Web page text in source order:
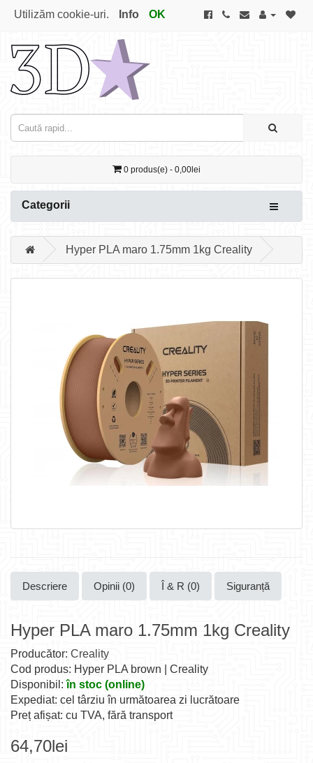
Utilizăm cookie-uri. Info OK
0 produs(e) - 0,00lei
Categorii
Hyper PLA maro 1.75mm 1kg Creality
Descriere Opinii (0) Î & R (0) Siguranță
Hyper PLA maro 1.75mm 1kg Creality
Producător: Creality
Cod produs: Hyper PLA brown | Creality
Disponibil:în stoc (online)
Expediat: cel târziu în următoarea zi lucrătoare
Preț afișat: cu TVA, fără transport
64,70lei